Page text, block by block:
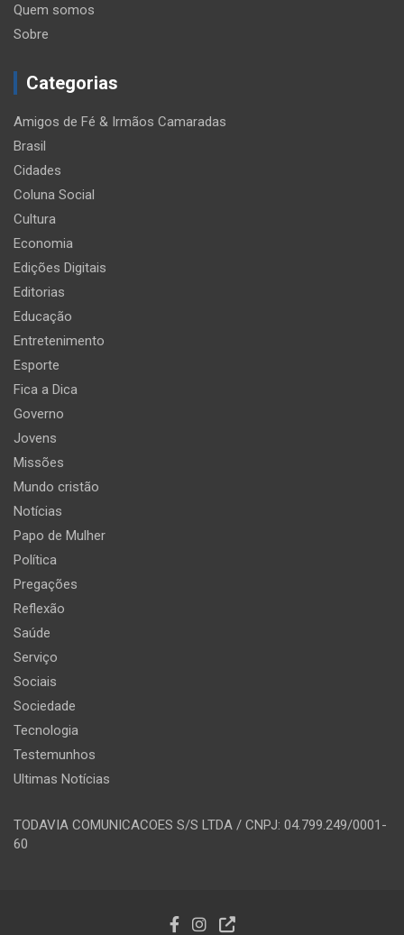
Quem somos
Sobre
Categorias
Amigos de Fé & Irmãos Camaradas
Brasil
Cidades
Coluna Social
Cultura
Economia
Edições Digitais
Editorias
Educação
Entretenimento
Esporte
Fica a Dica
Governo
Jovens
Missões
Mundo cristão
Notícias
Papo de Mulher
Política
Pregações
Reflexão
Saúde
Serviço
Sociais
Sociedade
Tecnologia
Testemunhos
Ultimas Notícias
TODAVIA COMUNICACOES S/S LTDA / CNPJ: 04.799.249/0001-
60